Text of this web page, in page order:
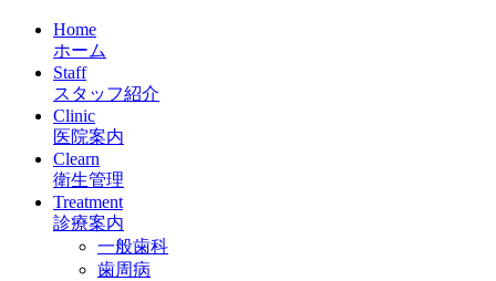
Home
ホーム
Staff
スタッフ紹介
Clinic
医院案内
Clearn
衛生管理
Treatment
診療案内
一般歯科
歯周病